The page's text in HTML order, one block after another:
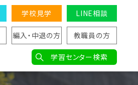
学校見学 LINE相談
編入・中退の方 教職員の方
学習センター検索